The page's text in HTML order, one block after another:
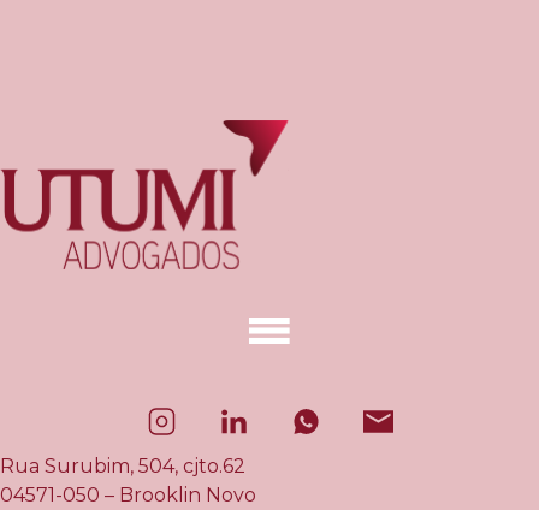
Rua Surubim, 504, cjto.62
04571-050 – Brooklin Novo